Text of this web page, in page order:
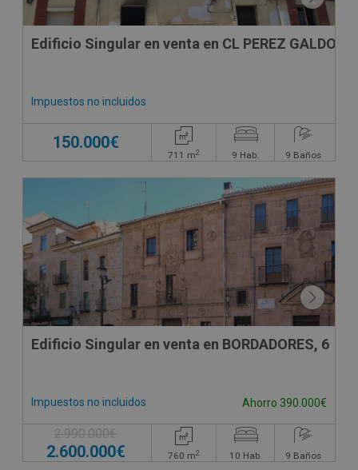
Edificio Singular en venta en CL PEREZ GALDOS
Impuestos no incluidos
150.000€
711 m2 9 Hab. 9 Baños
Edificio Singular en venta en BORDADORES, 6
Impuestos no incluidos Ahorro 390.000€
2.990.000€
2.600.000€ 760 m2 10 Hab. 9 Baños